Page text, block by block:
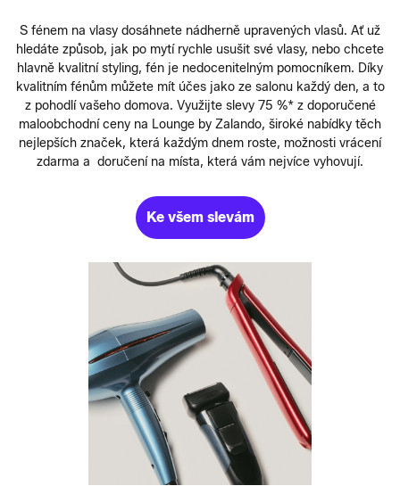
S fénem na vlasy dosáhnete nádherně upravených vlasů. Ať už
hledáte způsob, jak po mytí rychle usušit své vlasy, nebo chcete
hlavně kvalitní styling, fén je nedocenitelným pomocníkem. Díky
kvalitním fénům můžete mít účes jako ze salonu každý den, a to
z pohodlí vašeho domova. Využijte slevy 75 %* z doporučené
maloobchodní ceny na Lounge by Zalando, široké nabídky těch
nejlepších značek, která každým dnem roste, možnosti vrácení
zdarma a doručení na místa, která vám nejvíce vyhovují.
Ke všem slevám